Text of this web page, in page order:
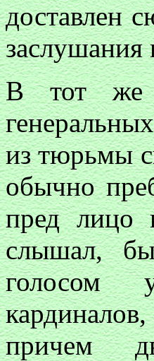
доставлен
заслушания
В тот же
из тюрьмы
обычно
пред лицо
слышал,
голосом
причем